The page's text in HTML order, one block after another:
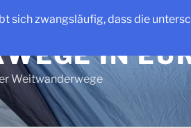
zwangsläufig, dass die
IN
Weitwanderwege